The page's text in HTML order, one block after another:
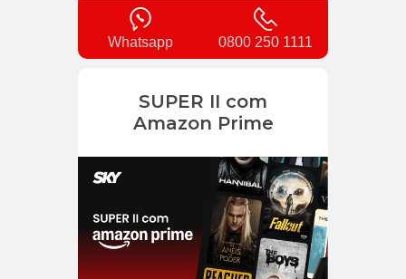
Whatsapp 0800 250 1111
SUPER II com
Amazon Prime